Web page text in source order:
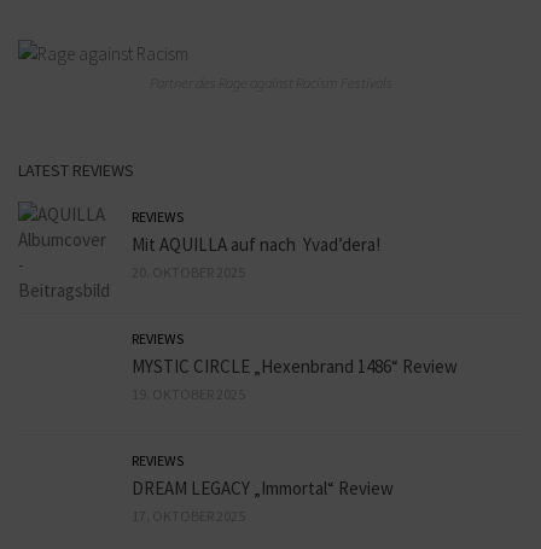
LATEST REVIEWS
REVIEWS
Mit AQUILLA auf nach Yvad’dera!
REVIEWS
MYSTIC CIRCLE „Hexenbrand 1486“ Review
REVIEWS
DREAM LEGACY „Immortal“ Review